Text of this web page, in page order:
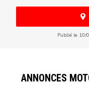
Publié le 10/
ANNONCES